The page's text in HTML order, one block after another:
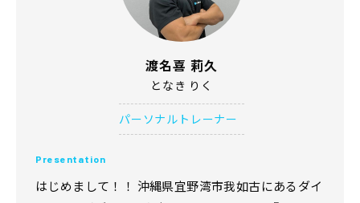
渡名喜 莉久
となき りく
パーソナルトレーナー
Presentation
はじめまして！！ 沖縄県宜野湾市我如古にあるダイ